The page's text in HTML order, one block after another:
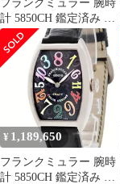
フランクミュラー 腕時
計 5850CH 鑑定済み ブ
ランド
¥ 1,189,650
フランクミュラー 腕時
計 5850CH 鑑定済み ブ